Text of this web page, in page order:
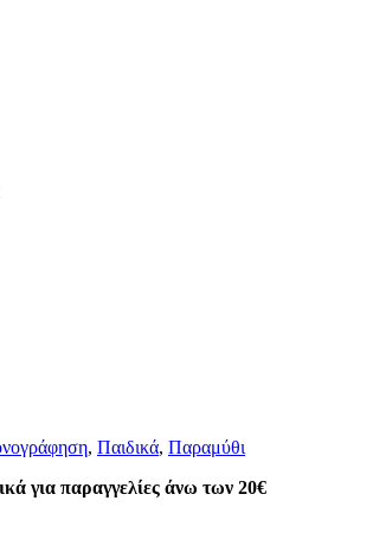
, Παιδικά, Παραμύθι
για παραγγελίες άνω των 20€